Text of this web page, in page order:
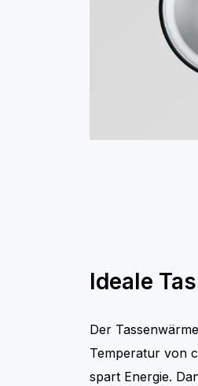
Ideale
Der
Temperatur von
spart Energie.